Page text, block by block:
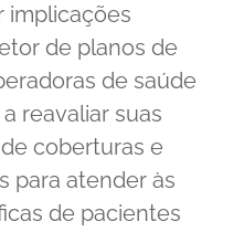
implicações
de planos de
de saúde
reavaliar suas
coberturas e
para atender às
de pacientes